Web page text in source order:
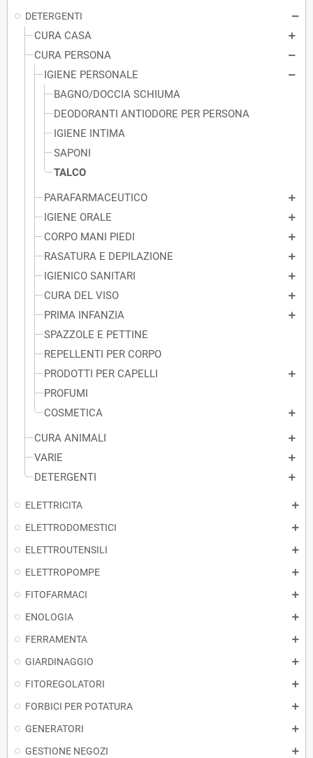
DETERGENTI
CURA CASA
CURA PERSONA
IGIENE PERSONALE
BAGNO/DOCCIA SCHIUMA
DEODORANTI ANTIODORE PER PERSONA
IGIENE INTIMA
SAPONI
TALCO
PARAFARMACEUTICO
IGIENE ORALE
CORPO MANI PIEDI
RASATURA E DEPILAZIONE
IGIENICO SANITARI
CURA DEL VISO
PRIMA INFANZIA
SPAZZOLE E PETTINE
REPELLENTI PER CORPO
PRODOTTI PER CAPELLI
PROFUMI
COSMETICA
CURA ANIMALI
VARIE
DETERGENTI
ELETTRICITA
ELETTRODOMESTICI
ELETTROUTENSILI
ELETTROPOMPE
FITOFARMACI
ENOLOGIA
FERRAMENTA
GIARDINAGGIO
FITOREGOLATORI
FORBICI PER POTATURA
GENERATORI
GESTIONE NEGOZI